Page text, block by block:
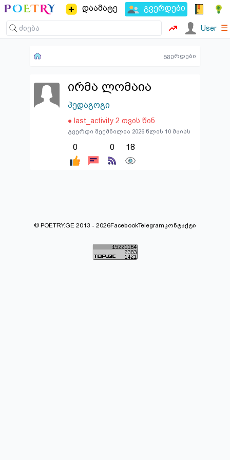
დაამატე გვერდები
User ☰
გვერდები
ირმა ლომაია
პედაგოგი
● last_activity 2 თვის წინ
გვერდი შექმნილია 2026 წლის 10 მაისს
0 0 18
© POETRY.GE 2013 - 2026FacebookTelegramკონტაქტი